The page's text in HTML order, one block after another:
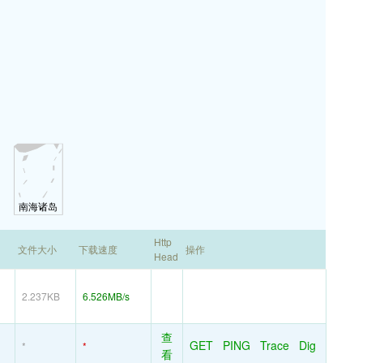
文件大小 下载速度
Http
Head
操作
2.237KB 6.526MB/s
* *
查
看
GET PING Trace Dig